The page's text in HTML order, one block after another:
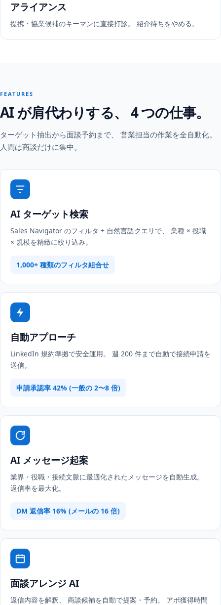
アライアンス
提携・協業候補のキーマンに直接打診。 紹介待ちをやめる。
FEATURES
AI が肩代わりする、 4 つの仕事。
ターゲット抽出から面談予約まで、 営業担当の作業を全自動化。
人間は商談だけに集中。
AI ターゲット検索
Sales Navigator のフィルタ + 自然言語クエリで、 業種 × 役職
× 規模を精緻に絞り込み。
1,000+ 種類のフィルタ組合せ
自動アプローチ
LinkedIn 規約準拠で安全運用。 週 200 件まで自動で接続申請を
送信。
申請承認率 42% (一般の 2〜8 倍)
AI メッセージ起案
業界・役職・接続文脈に最適化されたメッセージを自動生成。
返信率を最大化。
DM 返信率 16% (メールの 16 倍)
面談アレンジ AI
返信内容を解釈、 商談候補を自動で提案・予約。 アポ獲得時間